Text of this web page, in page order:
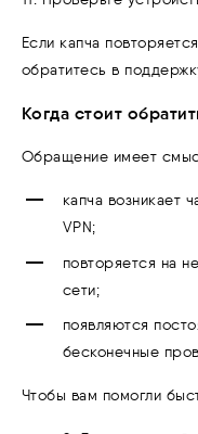
Если капча
обратитесь в
Когда стоит
Обращение имеет
капча возникает
VPN;
повторяется на
сети;
появляются
бесконечные
Чтобы вам помогли